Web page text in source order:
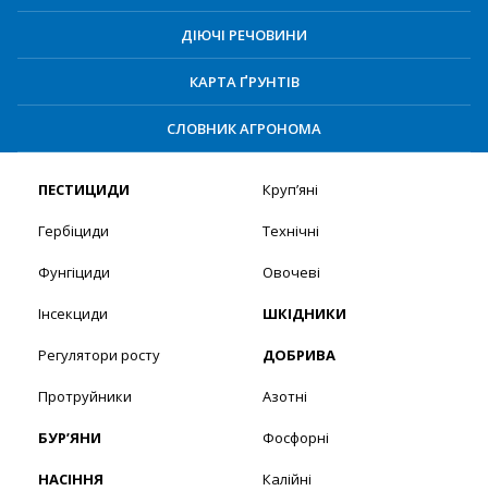
ДІЮЧІ РЕЧОВИНИ
КАРТА ҐРУНТІВ
СЛОВНИК АГРОНОМА
ПЕСТИЦИДИ
Гербіциди
Фунгіциди
Інсекциди
Регулятори росту
Протруйники
БУР’ЯНИ
НАСІННЯ
Круп’яні
Технічні
Овочеві
ШКІДНИКИ
ДОБРИВА
Азотні
Фосфорні
Калійні